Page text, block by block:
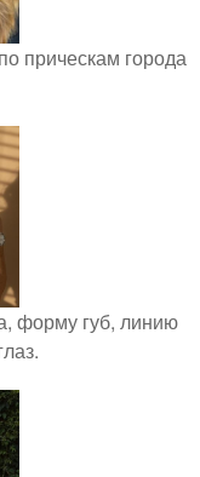
прическам города
форму губ, линию